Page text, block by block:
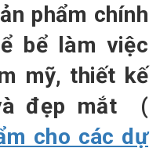
phẩm chính
bể làm việc
mỹ, thiết kế
đẹp mắt (
cho các dự